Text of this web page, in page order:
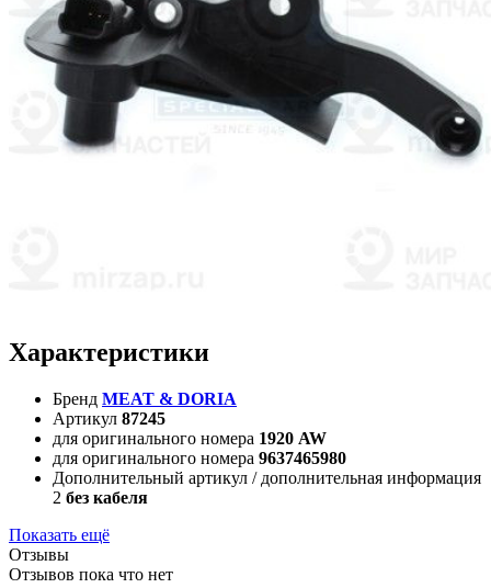
Характеристики
Бренд MEAT & DORIA
Артикул 87245
для оригинального номера 1920 AW
для оригинального номера 9637465980
Дополнительный артикул / дополнительная информация
2 без кабеля
Показать ещё
Отзывы
Отзывов пока что нет